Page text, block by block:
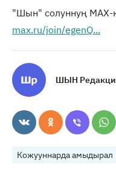
"Шын" солуннуң МАХ-
max.ru/join/egenQ...
ШЫН
Кожууннарда амыдырал